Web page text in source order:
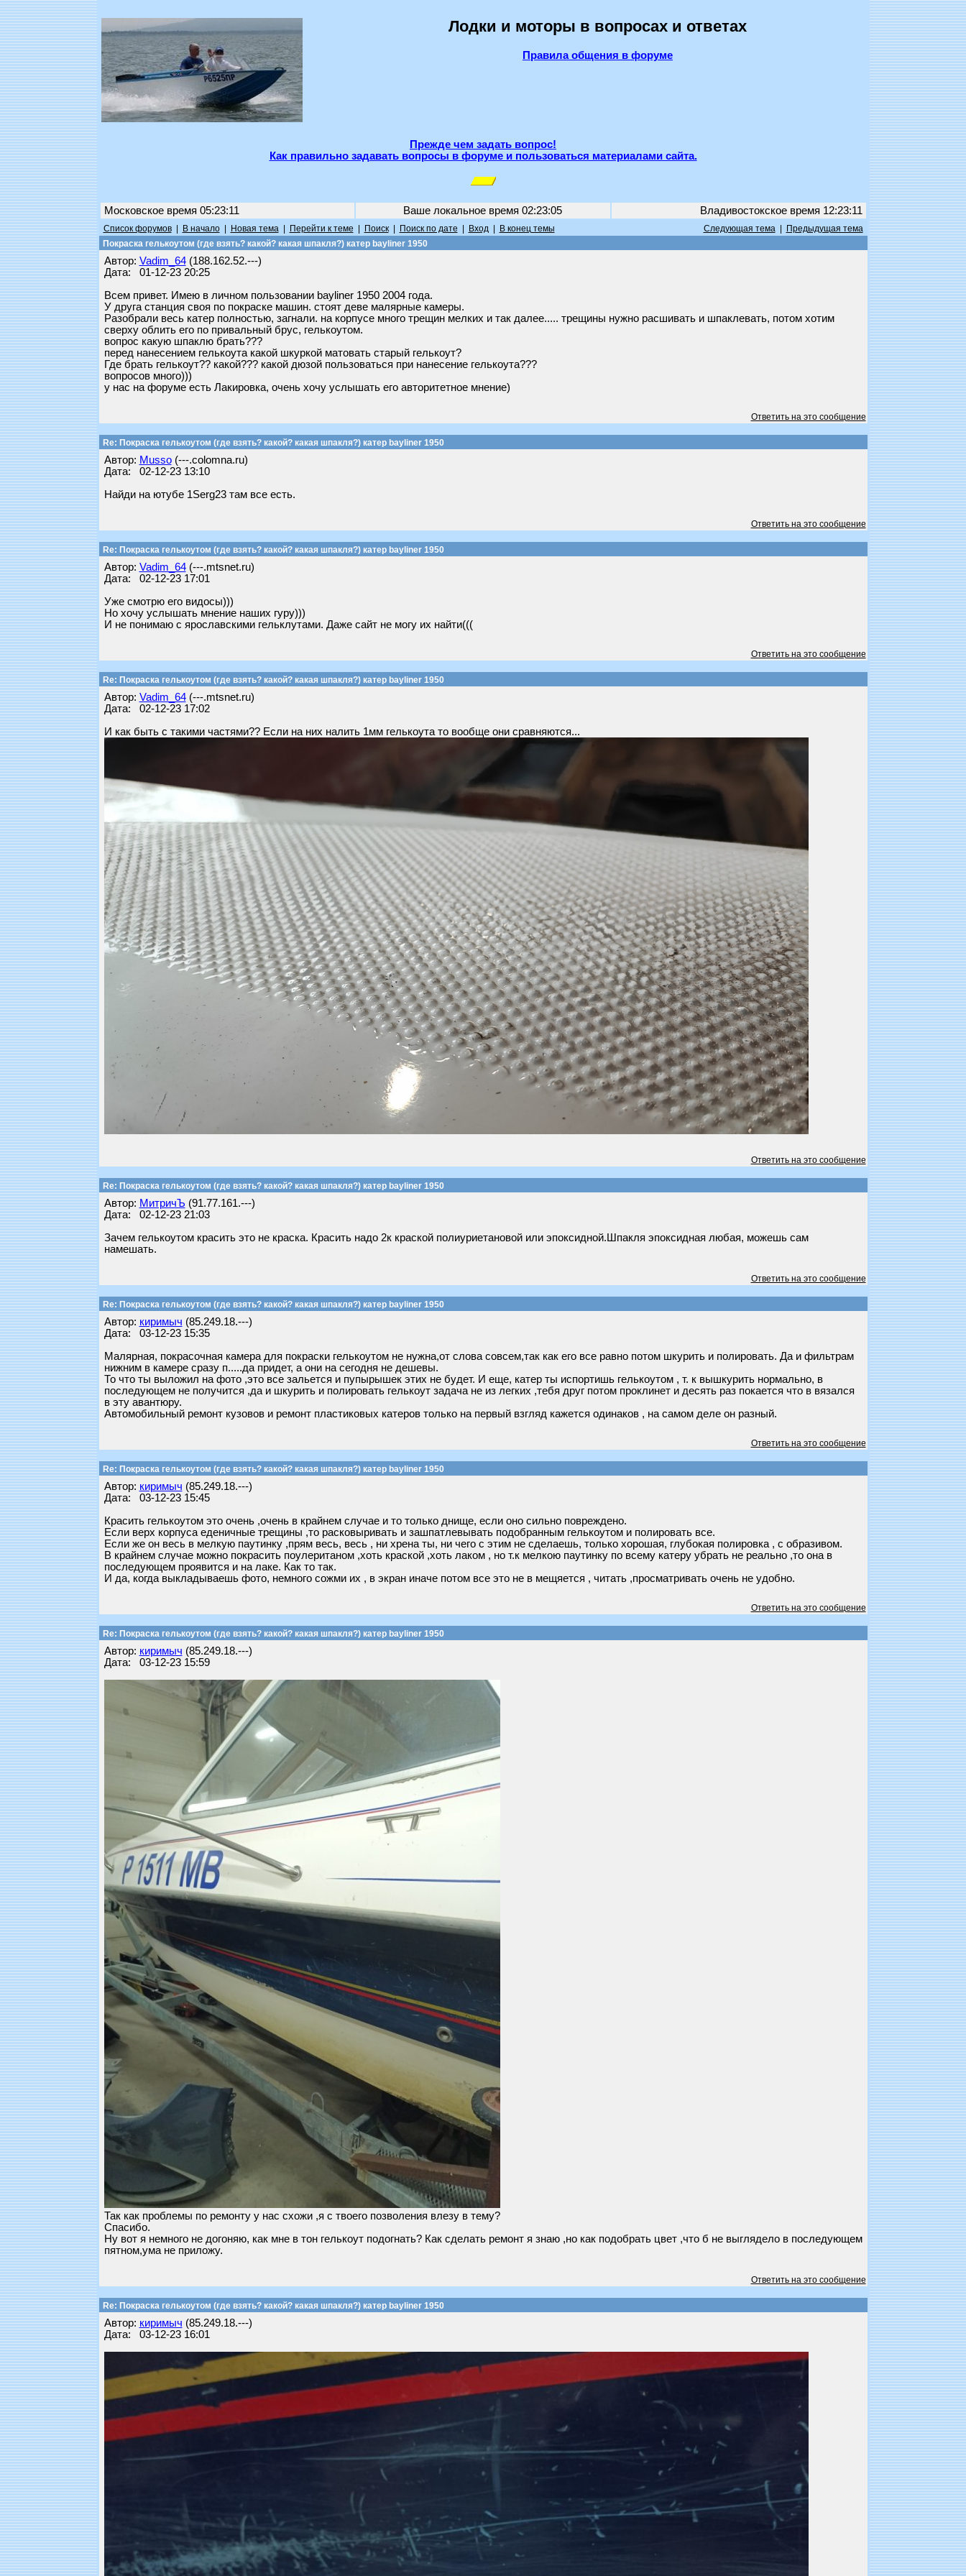
Лодки и моторы в вопросах и ответах
Правила общения в форуме
Прежде чем задать вопрос!
Как правильно задавать вопросы в форуме и пользоваться материалами сайта.
Московское время 05:23:11 Ваше локальное время 02:23:05 Владивостокское время 12:23:11
Список форумов| В начало| Новая тема| Перейти к теме Поиск| Поиск по дате Вход| В конец темы Следующая тема|
Предыдущая тема
Покраска гелькоутом (где взять? какой? какая шпакля?) катер bayliner 1950
Автор: Vadim_64(188.162.52.---)
Дата: 01-12-23 20:25
Всем привет. Имею в личном пользовании bayliner 1950 2004 года.
У друга станция своя по покраске машин. стоят деве малярные камеры.
Разобрали весь катер полностью, загнали. на корпусе много трещин мелких и так далее..... трещины нужно расшивать и шпаклевать, потом хотим
сверху облить его по привальный брус, гелькоутом.
вопрос какую шпаклю брать???
перед нанесением гелькоута какой шкуркой матовать старый гелькоут?
Где брать гелькоут?? какой??? какой дюзой пользоваться при нанесение гелькоута???
вопросов много)))
у нас на форуме есть Лакировка, очень хочу услышать его авторитетное мнение)
Ответить на это сообщение
Re: Покраска гелькоутом (где взять? какой? какая шпакля?) катер bayliner 1950
Автор: Musso(---.colomna.ru)
Дата: 02-12-23 13:10
Найди на ютубе 1Serg23 там все есть.
Ответить на это сообщение
Re: Покраска гелькоутом (где взять? какой? какая шпакля?) катер bayliner 1950
Автор: Vadim_64(---.mtsnet.ru)
Дата: 02-12-23 17:01
Уже смотрю его видосы)))
Но хочу услышать мнение наших гуру)))
И не понимаю с ярославскими гельклутами. Даже сайт не могу их найти(((
Ответить на это сообщение
Re: Покраска гелькоутом (где взять? какой? какая шпакля?) катер bayliner 1950
Автор: Vadim_64(---.mtsnet.ru)
Дата: 02-12-23 17:02
И как быть с такими частями?? Если на них налить 1мм гелькоута то вообще они сравняются...
Ответить на это сообщение
Re: Покраска гелькоутом (где взять? какой? какая шпакля?) катер bayliner 1950
Автор: МитричЪ (91.77.161.---)
Дата: 02-12-23 21:03
Зачем гелькоутом красить это не краска. Красить надо 2к краской полиуриетановой или эпоксидной.Шпакля эпоксидная любая, можешь сам
намешать.
Ответить на это сообщение
Re: Покраска гелькоутом (где взять? какой? какая шпакля?) катер bayliner 1950
Автор: киримыч (85.249.18.---)
Дата: 03-12-23 15:35
Малярная, покрасочная камера для покраски гелькоутом не нужна,от слова совсем,так как его все равно потом шкурить и полировать. Да и фильтрам
нижним в камере сразу п.....да придет, а они на сегодня не дешевы.
То что ты выложил на фото ,это все зальется и пупырышек этих не будет. И еще, катер ты испортишь гелькоутом , т. к вышкурить нормально, в
последующем не получится ,да и шкурить и полировать гелькоут задача не из легких ,тебя друг потом проклинет и десять раз покается что в вязался
в эту авантюру.
Автомобильный ремонт кузовов и ремонт пластиковых катеров только на первый взгляд кажется одинаков , на самом деле он разный.
Ответить на это сообщение
Re: Покраска гелькоутом (где взять? какой? какая шпакля?) катер bayliner 1950
Автор: киримыч (85.249.18.---)
Дата: 03-12-23 15:45
Красить гелькоутом это очень ,очень в крайнем случае и то только днище, если оно сильно повреждено.
Если верх корпуса еденичные трещины ,то расковыривать и зашпатлевывать подобранным гелькоутом и полировать все.
Если же он весь в мелкую паутинку ,прям весь, весь , ни хрена ты, ни чего с этим не сделаешь, только хорошая, глубокая полировка , с образивом.
В крайнем случае можно покрасить поулеританом ,хоть краской ,хоть лаком , но т.к мелкою паутинку по всему катеру убрать не реально ,то она в
последующем проявится и на лаке. Как то так.
И да, когда выкладываешь фото, немного сожми их , в экран иначе потом все это не в мещяется , читать ,просматривать очень не удобно.
Ответить на это сообщение
Re: Покраска гелькоутом (где взять? какой? какая шпакля?) катер bayliner 1950
Автор: киримыч (85.249.18.---)
Дата: 03-12-23 15:59
Так как проблемы по ремонту у нас схожи ,я с твоего позволения влезу в тему?
Спасибо.
Ну вот я немного не догоняю, как мне в тон гелькоут подогнать? Как сделать ремонт я знаю ,но как подобрать цвет ,что б не выглядело в последующем
пятном,ума не приложу.
Ответить на это сообщение
Re: Покраска гелькоутом (где взять? какой? какая шпакля?) катер bayliner 1950
Автор: киримыч (85.249.18.---)
Дата: 03-12-23 16:01